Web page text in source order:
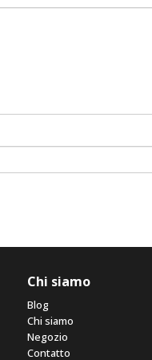
Chi siamo
Blog
Chi siamo
Negozio
Contatto